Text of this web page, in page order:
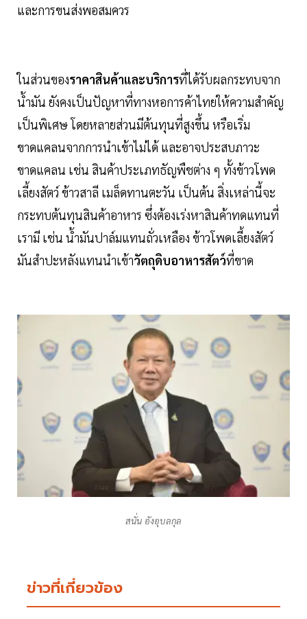
และการขนส่งพอสมควร
ในส่วนของราคาสินค้าและบริการที่ได้รับผลกระทบจาก
น้ำมัน ยังคงเป็นปัญหาที่ทางหอการค้าไทยให้ความสำคัญ
เป็นพิเศษ โดยหลายส่วนมีต้นทุนที่สูงขึ้น หรือเริ่ม
ขาดแคลนจากการนำเข้าไม่ได้ และอาจประสบภาวะ
ขาดแคลน เช่น สินค้าประเภทธัญพืชต่าง ๆ ทั้งข้าวโพด
เลี้ยงสัตว์ ข้าวสาลี เมล็ดทานตะวัน เป็นต้น สิ่งเหล่านี้จะ
กระทบต้นทุนสินค้าอาหาร ซึ่งต้องเร่งหาสินค้าทดแทนที่
เรามี เช่น น้ำมันปาล์มแทนถั่วเหลือง ข้าวโพดเลี้ยงสัตว์
มันสำปะหลังแทนนำเข้าวัตถุดิบอาหารสัตว์ที่ขาด
สนั่น อังอุบลกุล
ข่าวที่เกี่ยวข้อง